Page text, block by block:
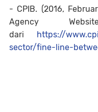
- CPIB. (2016,
Agency
dari https://
sector/fine-line-